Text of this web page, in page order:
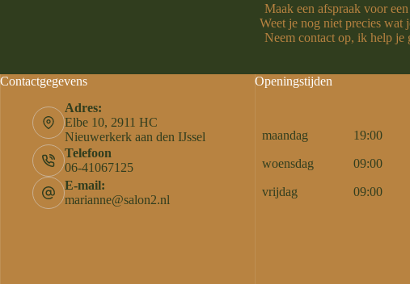
Maak een afspraak voor
Weet je nog niet precies wat
Neem contact op, ik help je
Contactgegevens
Adres:
Elbe 10, 2911 HC
Nieuwerkerk aan den IJssel
Telefoon
06-41067125
E-mail:
marianne@salon2.nl
Openingstijden
maandag 19:00
woensdag 09:00
vrijdag 09:00